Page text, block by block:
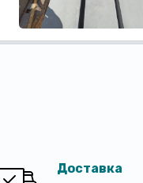
Доставка